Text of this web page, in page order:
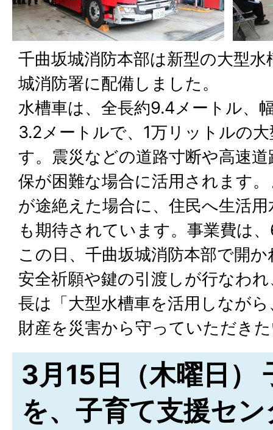
千曲坂城消防本部は新型の大型
城消防署に配備しました。
水槽車は、全長約9.4メートル、
3.2メートルで、1万リットルの
す。震災などの道路寸断や高速
保が困難な場合に活用されます
が途絶えた場合に、住民へ生活
も期待されています。事業費は
この日、千曲坂城消防本部で開
安全祈願や鍵の引渡しが行なわ
長は「大型水槽車を活用しなが
財産を災害から守っていただき
3月15日（木曜日）
を、子育て支援セ